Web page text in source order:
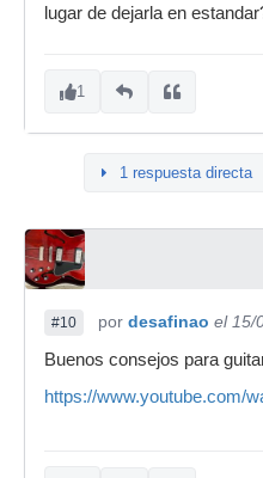
lugar de dejarla en
1
1 respuesta directa
#10 por desafinao el 15/
Buenos consejos para
https://www.youtube.com/